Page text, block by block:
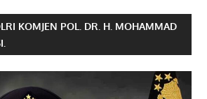
KOMJEN POL. DR. H. MOHAMMAD